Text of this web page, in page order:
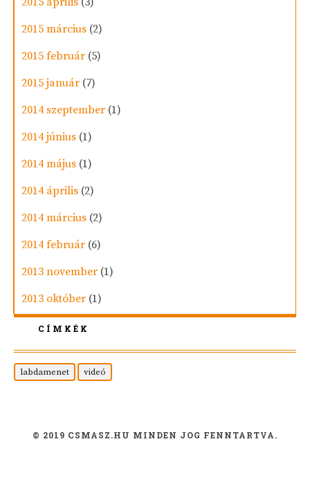
2015 március (2)
2015 február (5)
2015 január (7)
2014 szeptember (1)
2014 június (1)
2014 május (1)
2014 április (2)
2014 március (2)
2014 február (6)
2013 november (1)
2013 október (1)
CÍMKÉK
labdamenet videó
© 2019 CSMASZ.HU MINDEN JOG FENNTARTVA.